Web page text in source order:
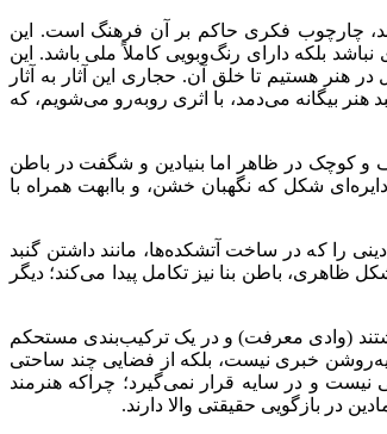
چارچوب فکری حاکم بر آن فرهنگ است. این
بلکه دارای رنگ‌و‌بویی کاملاً ملی باشد. این
هنر هستیم تا خلق آن. حجاری این آثار به آثار
هنر بیگانه می‌دمد، با اثری روبه‌رو می‌شویم، که
و کوچک در ظاهر اما بنیادین و شگفت در باطن
شکل که نگهبان خشن، و باابهت همراه با
را که در ساخت آتشکده‌ها، مانند داشتن گنبد
ظاهری، باطن بنا نیز تکامل پیدا می‌کند؛ دیگر
(وادی معرفت) و در یک ترکیب‌بندی مستحکم
خبری نیست، بلکه از فضایی چند ساحتی
و در سایه قرار نمی‌گیرد؛ چراکه هنرمند
در بازگویی حقیقتی والا دارند.